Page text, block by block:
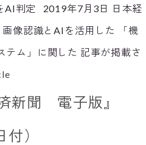
AI判定 2019年7月3日 日本経
像認識とAIを活用した 「機
テム」に関した 記事が掲載さ
新聞 電子版』
）